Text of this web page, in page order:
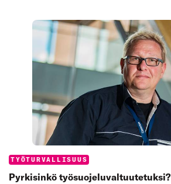
Categories:
TYÖTURVALLISUUS
Pyrkisinkö työsuojeluvaltuutetuksi?